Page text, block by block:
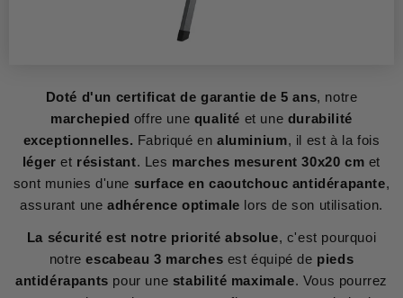
Doté d'un certificat de garantie de 5 ans, notre
marchepied offre une qualité et une durabilité
exceptionnelles. Fabriqué enaluminium, il est à la fois
léger et résistant. Les marches mesurent 30x20 cm et
sont munies d'une surface en caoutchouc antidérapante,
assurant une adhérence optimale lors de son utilisation.
La sécurité est notre priorité absolue, c'est pourquoi
notreescabeau 3 marches est équipé de pieds
antidérapants pour une stabilité maximale. Vous pourrez